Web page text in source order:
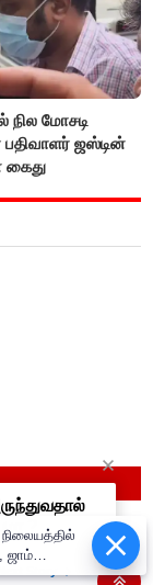
நில மோசடி
பதிவாளர் ஜஸ்டின்
ஜாம்